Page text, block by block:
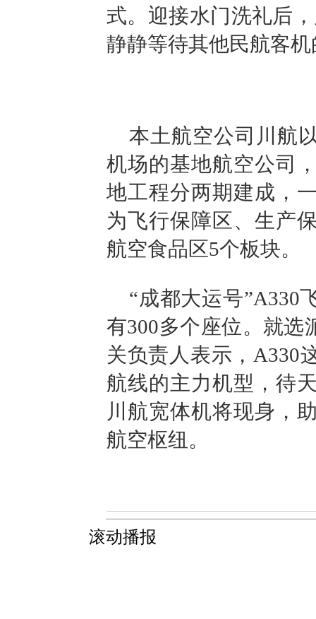
式。迎接水门洗礼后
静静等待其他民航客
本土航空公司川航
机场的基地航空公司
地工程分两期建成，
为飞行保障区、生产
航空食品区5个板块。
“成都大运号”A330
有300多个座位。就选
关负责人表示，A330
航线的主力机型，待
川航宽体机将现身，
航空枢纽。
滚动播报